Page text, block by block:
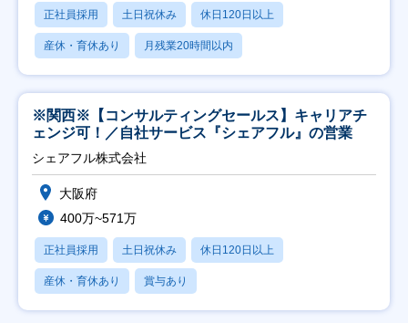
正社員採用 土日祝休み 休日120日以上
産休・育休あり 月残業20時間以内
※関西※【コンサルティングセールス】キャリアチ
ェンジ可！／自社サービス『シェアフル』の営業
シェアフル株式会社
大阪府
400万~571万
正社員採用 土日祝休み 休日120日以上
産休・育休あり 賞与あり